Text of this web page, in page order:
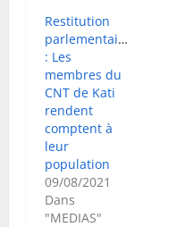
Restitution
parlementaire
: Les
membres du
CNT de Kati
rendent
comptent à
leur
population
09/08/2021
Dans
"MEDIAS"